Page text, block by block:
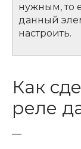
нужным, то
данный
настроить.
Как
реле